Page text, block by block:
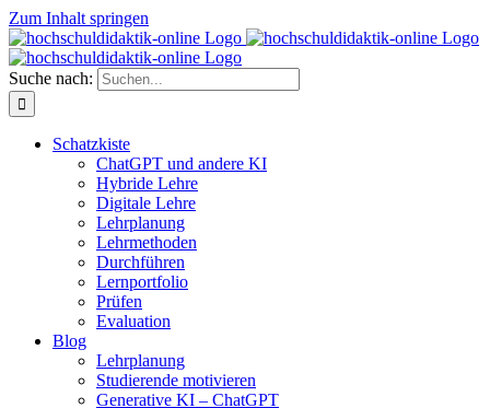
Zum Inhalt springen
Suche nach:
Schatzkiste
ChatGPT und andere KI
Hybride Lehre
Digitale Lehre
Lehrplanung
Lehrmethoden
Durchführen
Lernportfolio
Prüfen
Evaluation
Blog
Lehrplanung
Studierende motivieren
Generative KI – ChatGPT